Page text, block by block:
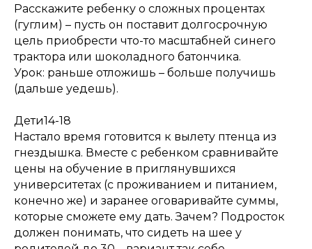
Расскажите ребенку о сложных процентах
(гуглим) – пусть он поставит долгосрочную
цель приобрести что-то масштабней синего
трактора или шоколадного батончика.
Урок: раньше отложишь – больше получишь
(дальше уедешь).
Дети14-18
Настало время готовится к вылету птенца из
гнездышка. Вместе с ребенком сравнивайте
цены на обучение в приглянувшихся
университетах (с проживанием и питанием,
конечно же) и заранее оговаривайте суммы,
которые сможете ему дать. Зачем? Подросток
должен понимать, что сидеть на шее у